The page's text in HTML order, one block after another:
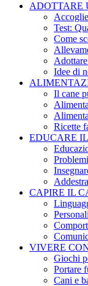
ADOTTARE
Test:
Come
Idee di
Il cane
Ricette
EDUCARE
CAPIRE IL
VIVERE
Giochi
Portare
Cani e